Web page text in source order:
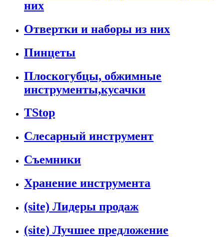
них
Отвертки и наборы из них
Пинцеты
Плоскогубцы, обжимные
инструменты,кусачки
TStop
Слесарный инструмент
Съемники
Хранение инструмента
(site) Лидеры продаж
(site) Лучшее предложение